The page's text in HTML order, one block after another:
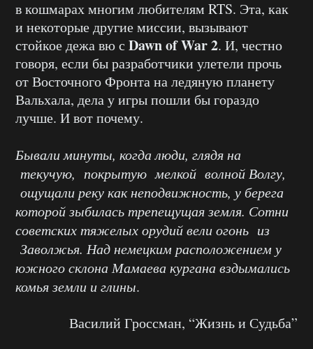
в кошмарах многим любителям RTS. Эта, как
и некоторые другие миссии, вызывают
стойкое дежа вю с Dawn of War 2. И, честно
говоря, если бы разработчики улетели прочь
от Восточного Фронта на ледяную планету
Вальхала, дела у игры пошли бы гораздо
лучше. И вот почему.
Бывали минуты, когда люди, глядя на
текучую, покрытую мелкой волной Волгу,
ощущали реку как неподвижность, у берега
которой зыбилась трепещущая земля. Сотни
советских тяжелых орудий вели огонь из
Заволжья. Над немецким расположением у
южного склона Мамаева кургана вздымались
комья земли и глины.
Василий Гроссман, “Жизнь и Судьба”